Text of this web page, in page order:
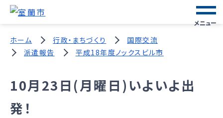
メニュー
ホーム 行政・まちづくり
国際交流
派遣報告
平成18年度ノックスビル市
10月23日(月曜日)いよいよ出
発！